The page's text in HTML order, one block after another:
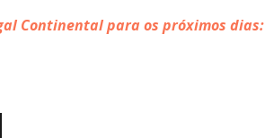
Continental para os próximos dias: